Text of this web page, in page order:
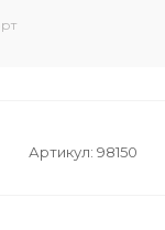
Артикул: 98150